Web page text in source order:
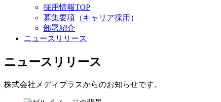
採用情報TOP
募集要項（キャリア採用）
部署紹介
ニュースリリース
ニュースリリース
株式会社メディプラスからのお知らせです。